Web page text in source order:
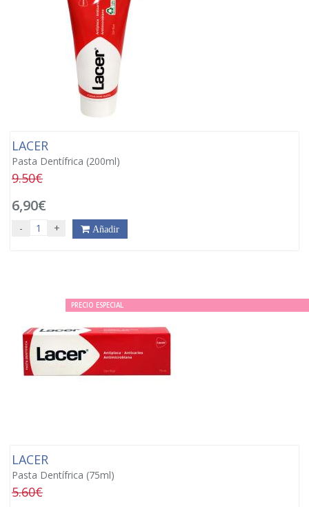
LACER
Pasta Dentífrica (200ml)
9.50€
6,90€
- + Añadir
PRECIO ESPECIAL
LACER
Pasta Dentífrica (75ml)
5.60€